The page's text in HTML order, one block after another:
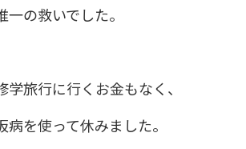
一の救いでした。
学旅行に行くお金もなく、
病を使って休みました。